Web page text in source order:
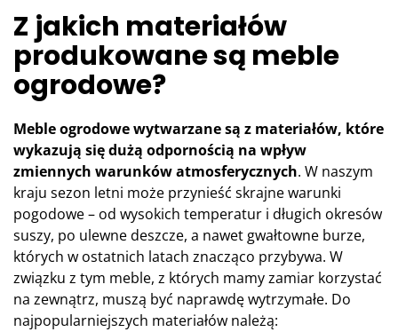
Z jakich materiałów
produkowane są meble
ogrodowe?
Meble ogrodowe wytwarzane są z materiałów, które
wykazują się dużą odpornością na wpływ
zmiennych warunków atmosferycznych. W naszym
kraju sezon letni może przynieść skrajne warunki
pogodowe – od wysokich temperatur i długich okresów
suszy, po ulewne deszcze, a nawet gwałtowne burze,
których w ostatnich latach znacząco przybywa. W
związku z tym meble, z których mamy zamiar korzystać
na zewnątrz, muszą być naprawdę wytrzymałe. Do
najpopularniejszych materiałów należą: